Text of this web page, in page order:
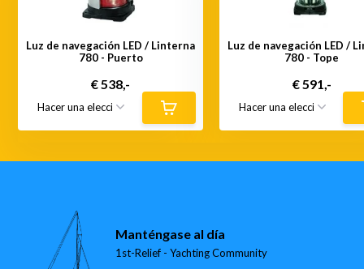
Luz de navegación LED / Linterna
780 - Puerto
€ 538,-
Luz de navegación LED /
780 - Tope
€ 591,-
Manténgase al día
1st-Relief - Yachting Community